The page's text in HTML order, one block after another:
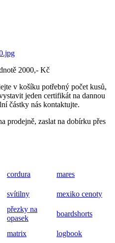
2000,- Kč
v košíku potřebný počet kusů,
jeden certifikát na dannou
částky nás kontaktujte.
prodejně, zaslat na dobírku přes
cordura mares
svítilny
mexiko cenoty
přezky na
opasek
boardshorts
matrix
logbook